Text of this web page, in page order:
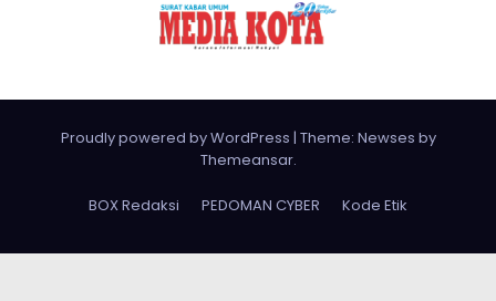
Proudly powered by WordPress | Theme: Newses by
Themeansar.
BOX Redaksi PEDOMAN CYBER Kode Etik